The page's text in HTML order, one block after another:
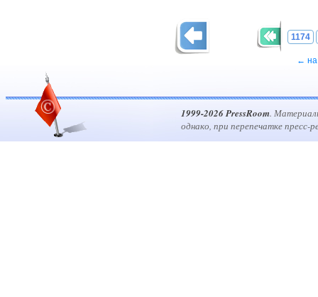
1174
← на
1999-2026 PressRoom.
однако, при перепечатке пресс-